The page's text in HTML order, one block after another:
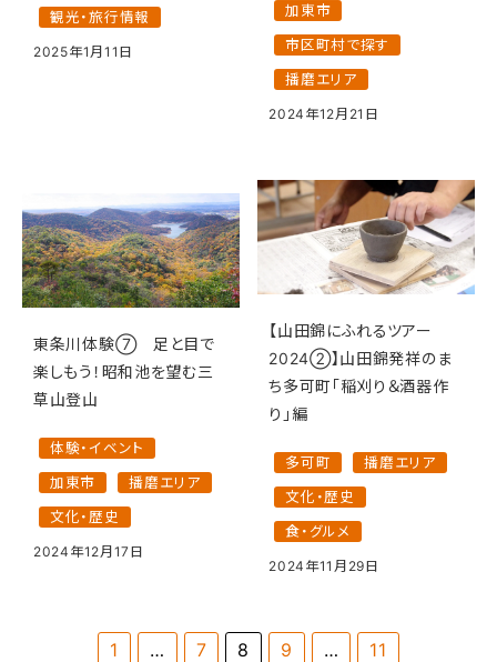
観光・旅行情報
2025年1月11日
加東市
市区町村で探す
播磨エリア
2024年12月21日
東条川体験⑦ 足と目で
楽しもう！昭和池を望む三
草山登山
体験・イベント
加東市 播磨エリア
文化・歴史
2024年12月17日
【山田錦にふれるツアー
2024②】山田錦発祥のま
ち多可町「稲刈り＆酒器作
り」編
多可町 播磨エリア
文化・歴史
食・グルメ
2024年11月29日
1 … 7 8 9 … 11